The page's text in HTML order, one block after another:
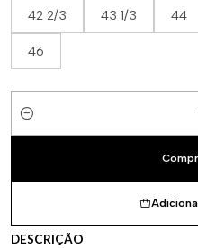
42 2/3 43 1/3 44
46
Quantidade
DESCRIÇÃO